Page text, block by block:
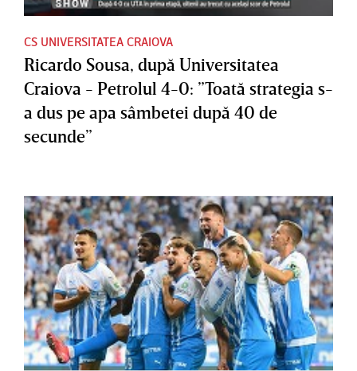
CS UNIVERSITATEA CRAIOVA
Ricardo Sousa, după Universitatea
Craiova - Petrolul 4-0: ”Toată strategia s-
a dus pe apa sâmbetei după 40 de
secunde”